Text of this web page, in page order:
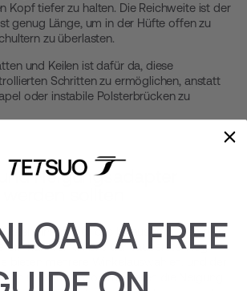
Kopf tiefer zu halten. Die Reichweite ist der
genug Länge, um in der Hüfte offen zu
zu überlasten.
und Keilen ist dafür da, diese
Schritten zu ermöglichen, anstatt
oder instabile Polsterbrücken zu
Neigungsadapter
über das hinausgeht, was dein
kann, sind Keile der sauberste Weg
in Kombination mit Keilen die Neigung
A FREE